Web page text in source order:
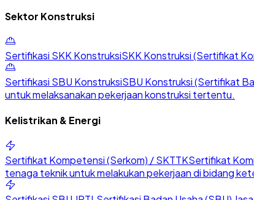
Sektor Konstruksi
Sertifikasi SKK KonstruksiSKK Konstruksi (Sertifikat
Sertifikasi SBU KonstruksiSBU Konstruksi (Sertifikat
untuk melaksanakan pekerjaan konstruksi tertentu.
Kelistrikan & Energi
Sertifikat Kompetensi (Serkom) / SKTTKSertifikat
tenaga teknik untuk melakukan pekerjaan di bidang